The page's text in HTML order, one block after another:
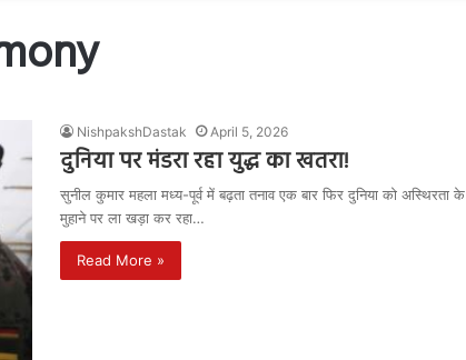
NishpakshDastak April 5, 2026
दुनिया पर मंडरा रहा युद्ध का खतरा!
सुनील कुमार महला मध्य-पूर्व में बढ़ता तनाव एक बार फिर दुनिया को अस्थिरता के
मुहाने पर ला खड़ा कर रहा…
Read More »